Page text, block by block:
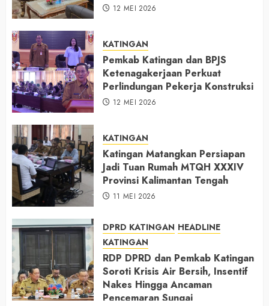
12 MEI 2026
KATINGAN
Pemkab Katingan dan BPJS
Ketenagakerjaan Perkuat
Perlindungan Pekerja Konstruksi
12 MEI 2026
KATINGAN
Katingan Matangkan Persiapan
Jadi Tuan Rumah MTQH XXXIV
Provinsi Kalimantan Tengah
11 MEI 2026
DPRD KATINGAN HEADLINE
KATINGAN
RDP DPRD dan Pemkab Katingan
Soroti Krisis Air Bersih, Insentif
Nakes Hingga Ancaman
Pencemaran Sungai